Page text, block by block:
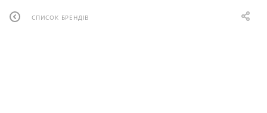
СПИСОК БРЕНДІВ